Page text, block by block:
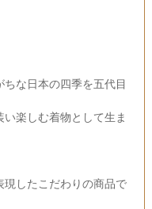
ちな日本の四季を五代目
楽しむ着物として生ま
したこだわりの商品で